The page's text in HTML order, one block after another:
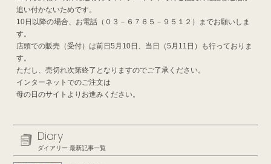
追い付かないためです。
10日以降の場合、お電話（０３－６７６５－９５１２）までお願いしま
す。
店頭での販売（受付）は前日5月10日、当日（5月11日）も行っておりま
す。
ただし、売切れ次第終了となりますのでご了承ください。
インターネットでのご注文は
母の日のサイト よりお進みください。
Diary
ダイアリー 最新記事一覧